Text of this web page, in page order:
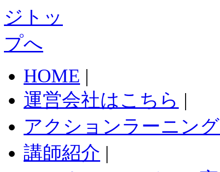
HOME |
運営会社はこちら |
アクションラーニン
講師紹介 |